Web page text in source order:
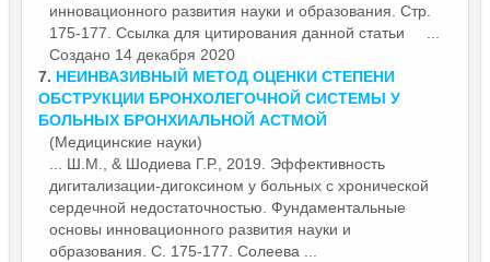
инновационного развития науки и образования. Стp.
175-177. Ссылка для цитирования данной статьи ...
Создано 14 декабря 2020
7. НЕИНВАЗИВНЫЙ МЕТОД ОЦЕНКИ СТЕПЕНИ
ОБСТРУКЦИИ БРОНХОЛЕГОЧНОЙ СИСТЕМЫ У
БОЛЬНЫХ БРОНХИАЛЬНОЙ ACTMОЙ
(Медицинские науки)
... Ш.М., & Шодиева Г.Р., 2019. Эффективность
дигитализации-дигоксином у больных с хронической
сердечной недостаточностью. Фундаментальные
основы инновационного развития науки и
образования. С. 175-177. Солеева ...